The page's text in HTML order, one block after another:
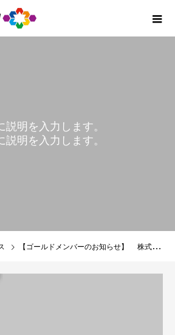
BLOG
説明を入力します。
説明を入力します。
【ゴールドメンバーのお知らせ】 株式会社Rebase様